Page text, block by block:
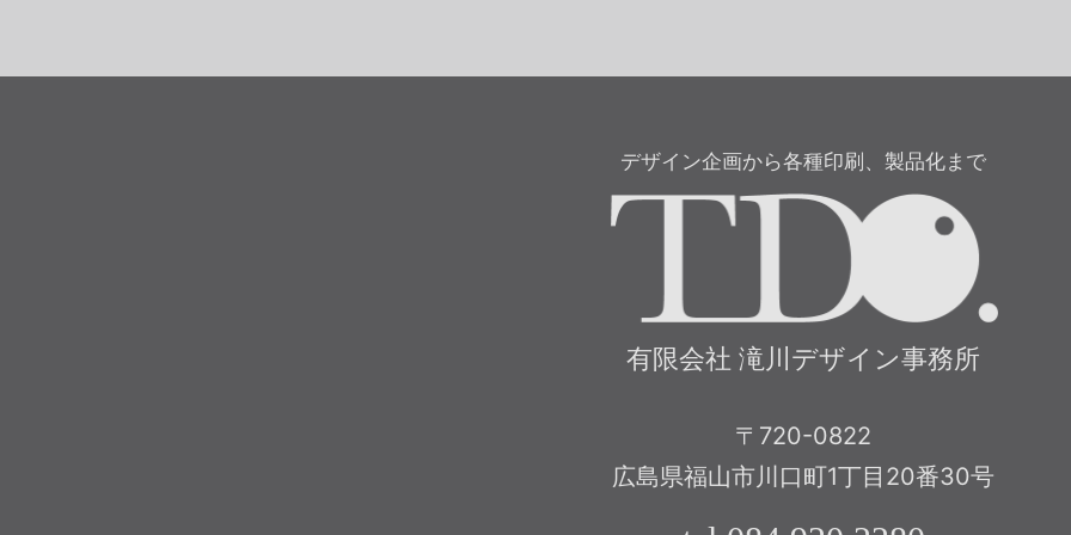
デザイン企画から各種印刷、製品化まで
有限会社 滝川デザイン事務所
〒720-0822
広島県福山市川口町1丁目20番30号